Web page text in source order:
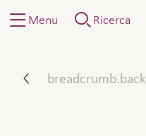
Menu Ricerca
breadcrumb.back